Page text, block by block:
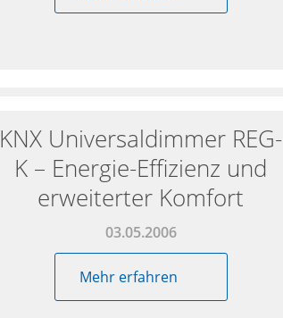
KNX Universaldimmer REG-
K – Energie-Effizienz und
erweiterter Komfort
03.05.2006
Mehr erfahren